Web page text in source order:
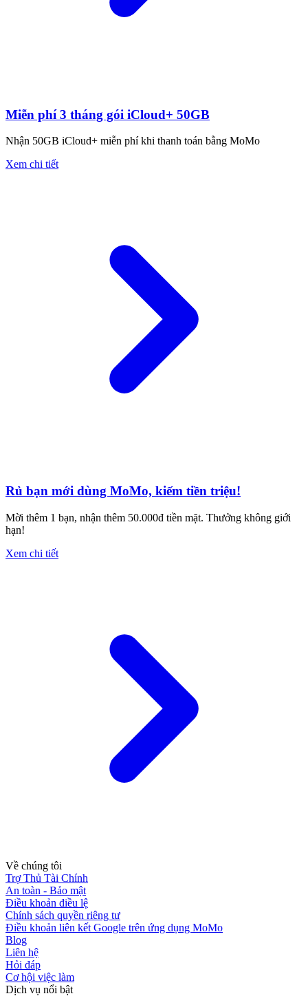
Miễn phí 3 tháng gói iCloud+ 50GB
Nhận 50GB iCloud+ miễn phí khi thanh toán bằng MoMo
Xem chi tiết
Rủ bạn mới dùng MoMo, kiếm tiền triệu!
Mời thêm 1 bạn, nhận thêm 50.000đ tiền mặt. Thưởng không giới
hạn!
Xem chi tiết
Về chúng tôi
Trợ Thủ Tài Chính
An toàn - Bảo mật
Điều khoản điều lệ
Chính sách quyền riêng tư
Điều khoản liên kết Google trên ứng dụng MoMo
Blog
Liên hệ
Hỏi đáp
Cơ hội việc làm
Dịch vụ nổi bật